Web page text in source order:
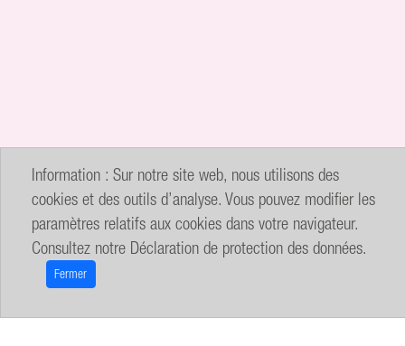
Information : Sur notre site web, nous utilisons des
cookies et des outils d’analyse. Vous pouvez modifier les
paramètres relatifs aux cookies dans votre navigateur.
Consultez notre Déclaration de protection des données.
Fermer